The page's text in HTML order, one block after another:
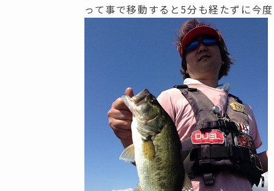
って事で移動すると5分も経たずに今